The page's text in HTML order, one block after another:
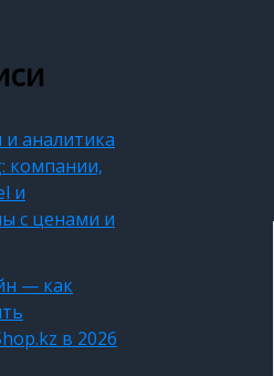
аналитика
компании,
и
с ценами и
— как
в 2026